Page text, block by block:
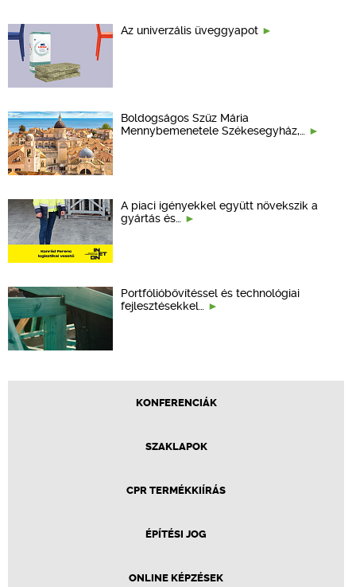
Az univerzális üveggyapot
Boldogságos Szűz Mária
Mennybemenetele Székesegyház,…
A piaci igényekkel együtt növekszik a
gyártás és…
Portfólióbővítéssel és technológiai
fejlesztésekkel…
KONFERENCIÁK
SZAKLAPOK
CPR TERMÉKKIÍRÁS
ÉPÍTÉSI JOG
ONLINE KÉPZÉSEK